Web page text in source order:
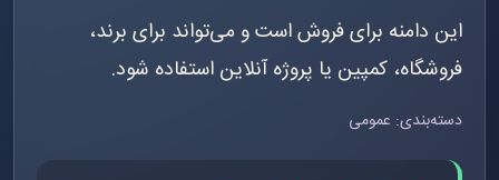
این دامنه برای فروش است و می‌تواند برای برند،
فروشگاه، کمپین یا پروژه آنلاین استفاده شود.
دسته‌بندی: عمومی